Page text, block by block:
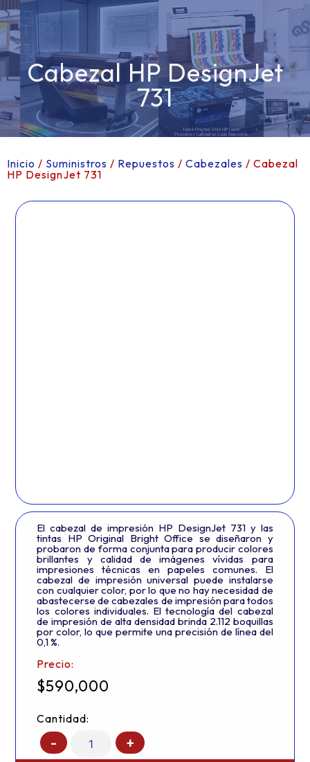
Cabezal HP DesignJet
731
Inicio / Suministros / Repuestos / Cabezales / Cabezal
HP DesignJet 731
El cabezal de impresión HP DesignJet 731 y las
tintas HP Original Bright Office se diseñaron y
probaron de forma conjunta para producir colores
brillantes y calidad de imágenes vívidas para
impresiones técnicas en papeles comunes. El
cabezal de impresión universal puede instalarse
con cualquier color, por lo que no hay necesidad de
abastecerse de cabezales de impresión para todos
los colores individuales. El tecnología del cabezal
de impresión de alta densidad brinda 2.112 boquillas
por color, lo que permite una precisión de línea del
0,1 %.
Precio:
$590,000
Cantidad:
- +